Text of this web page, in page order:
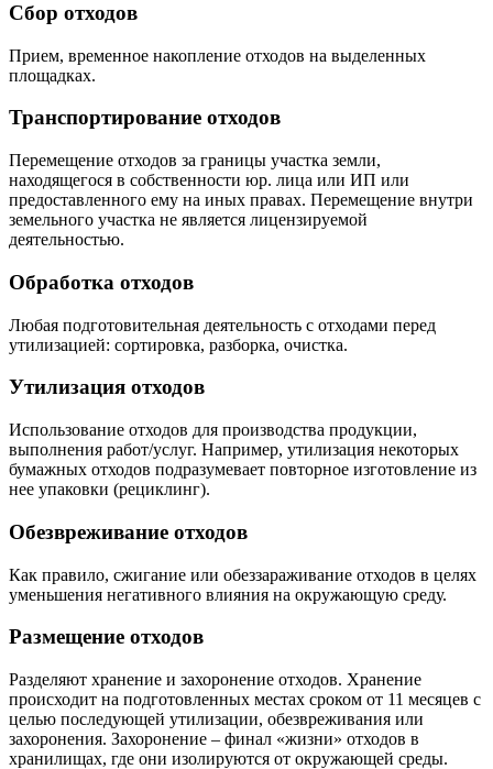
Сбор отходов
Прием, временное накопление отходов на выделенных
площадках.
Транспортирование отходов
Перемещение отходов за границы участка земли,
находящегося в собственности юр. лица или ИП или
предоставленного ему на иных правах. Перемещение внутри
земельного участка не является лицензируемой
деятельностью.
Обработка отходов
Любая подготовительная деятельность с отходами перед
утилизацией: сортировка, разборка, очистка.
Утилизация отходов
Использование отходов для производства продукции,
выполнения работ/услуг. Например, утилизация некоторых
бумажных отходов подразумевает повторное изготовление из
нее упаковки (рециклинг).
Обезвреживание отходов
Как правило, сжигание или обеззараживание отходов в целях
уменьшения негативного влияния на окружающую среду.
Размещение отходов
Разделяют хранение и захоронение отходов. Хранение
происходит на подготовленных местах сроком от 11 месяцев с
целью последующей утилизации, обезвреживания или
захоронения. Захоронение – финал «жизни» отходов в
хранилищах, где они изолируются от окружающей среды.